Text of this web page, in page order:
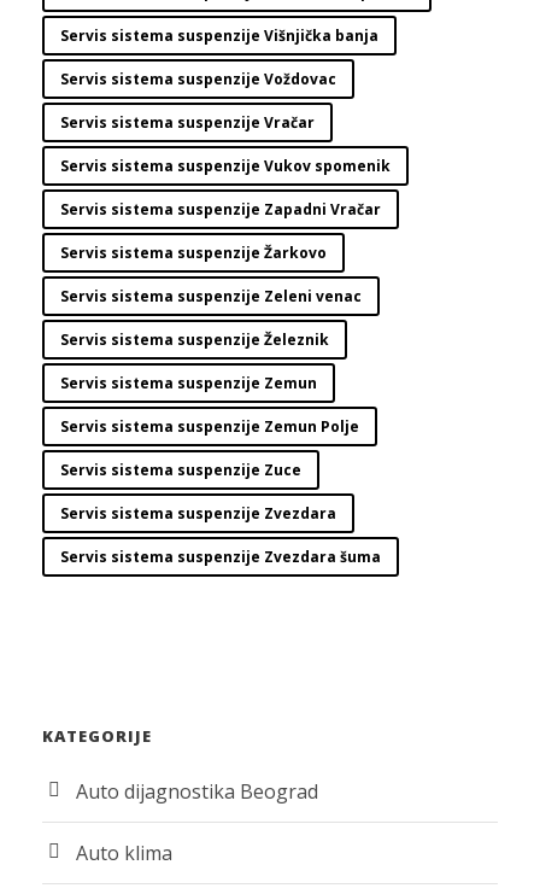
Servis sistema suspenzije Višnjička banja
Servis sistema suspenzije Voždovac
Servis sistema suspenzije Vračar
Servis sistema suspenzije Vukov spomenik
Servis sistema suspenzije Zapadni Vračar
Servis sistema suspenzije Žarkovo
Servis sistema suspenzije Zeleni venac
Servis sistema suspenzije Železnik
Servis sistema suspenzije Zemun
Servis sistema suspenzije Zemun Polje
Servis sistema suspenzije Zuce
Servis sistema suspenzije Zvezdara
Servis sistema suspenzije Zvezdara šuma
KATEGORIJE
Auto dijagnostika Beograd
Auto klima